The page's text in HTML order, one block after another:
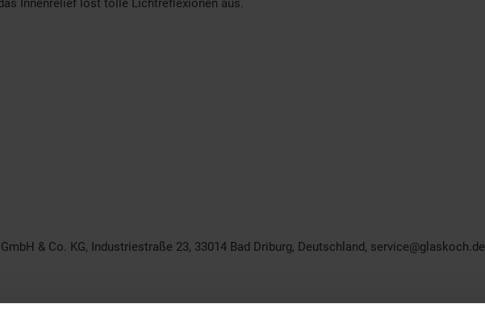
Innenrelief löst tolle Lichtreflexionen aus.
& Co. KG, Industriestraße 23, 33014 Bad Driburg, Deutschland, service@glaskoch.de